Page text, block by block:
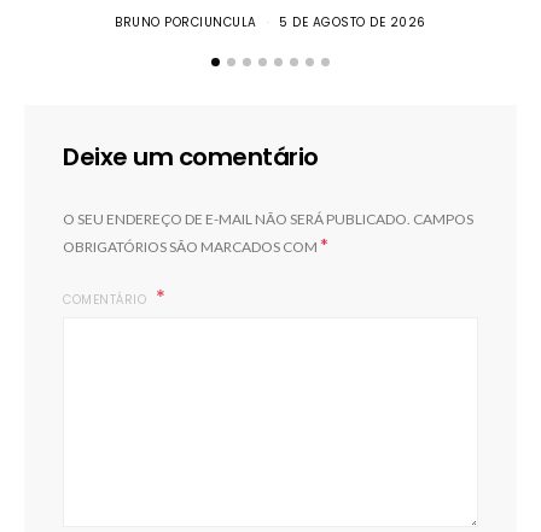
BRUNO PORCIUNCULA 5 DE AGOSTO DE 2026
Deixe um comentário
O SEU ENDEREÇO DE E-MAIL NÃO SERÁ PUBLICADO. CAMPOS
OBRIGATÓRIOS SÃO MARCADOS COM *
COMENTÁRIO